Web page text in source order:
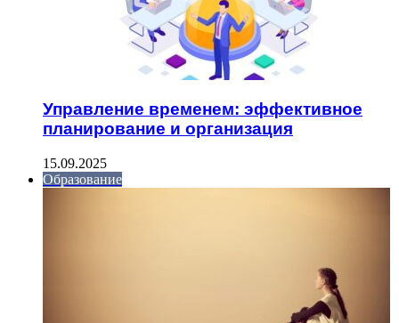
Управление временем: эффективное
планирование и организация
15.09.2025
Образование